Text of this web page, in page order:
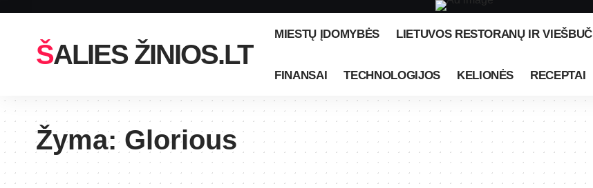
ŠALIES ŽINIOS.LT
MIESTŲ ĮDOMYBĖS LIETUVOS RESTORANŲ IR
FINANSAI TECHNOLOGIJOS KELIONĖS RECEPTAI
Žyma:Glorious